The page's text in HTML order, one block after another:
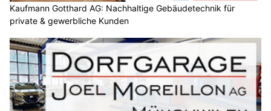
Kaufmann Gotthard AG: Nachhaltige Gebäudetechnik für
private & gewerbliche Kunden